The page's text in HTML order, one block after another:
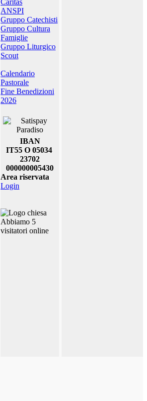
Caritas
ANSPI
Gruppo Catechisti
Gruppo Cultura
Famiglie
Gruppo Liturgico
Scout
Calendario
Pastorale
Fine Benedizioni
2026
IBAN
IT55 O 05034
23702
000000005430
Area riservata
Login
Abbiamo 5
visitatori online